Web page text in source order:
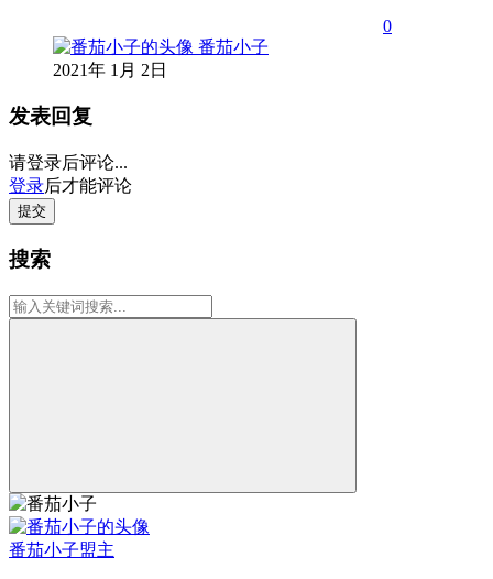
0
番茄小子
2021年 1月 2日
发表回复
请登录后评论...
登录后才能评论
提交
搜索
番茄小子盟主